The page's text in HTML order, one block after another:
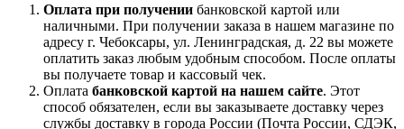
Оплата при получении банковской картой или
наличными. При получении заказа в нашем магазине по
адресу г. Чебоксары, ул. Ленинградская, д. 22 вы можете
оплатить заказ любым удобным способом. После оплаты
вы получаете товар и кассовый чек.
Оплата банковской картой на нашем сайте. Этот
способ обязателен, если вы заказываете доставку через
службы доставку в города России (Почта России, СДЭК,